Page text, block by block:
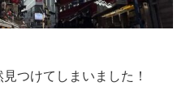
つけてしまいました！